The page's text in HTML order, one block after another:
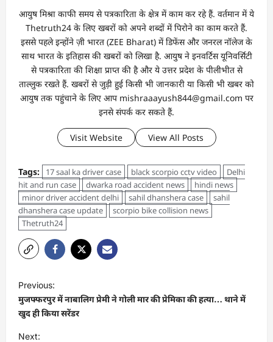
आयुष मिश्रा काफी समय से पत्रकारिता के क्षेत्र में काम कर रहे हैं. वर्तमान में ये
Thetruth24 के लिए खबरों को अपने शब्दों में पिरोने का काम करते हैं.
इससे पहले इन्होंने ज़ी भारत (ZEE Bharat) में डिफेंस और जनरल नॉलेज के
साथ भारत के इतिहास की खबरों को लिखा है. आयुष ने इनवर्टिस यूनिवर्सिटी
से पत्रकारिता की शिक्षा प्राप्त की है और ये उत्तर प्रदेश के पीलीभीत से
ताल्लुक रखते हैं. खबरों से जुड़ी हुई किसी भी जानकारी या किसी भी खबर को
आयुष तक पहुंचाने के लिए आप mishraaayush844@gmail.com पर
इनसे संपर्क कर सकते हैं.
Visit Website View All Posts
Tags: 17 saal ka driver case black scorpio cctv video
Delhi
hit and run case
dwarka road accident news
hindi news
minor driver accident delhi
sahil dhanshera case
sahil
dhanshera case update
scorpio bike collision news
Thetruth24
Previous:
मुजफ्फरपुर में नाबालिग प्रेमी ने गोली मार की प्रेमिका की हत्या… थाने में
खुद ही किया सरेंडर
Next: